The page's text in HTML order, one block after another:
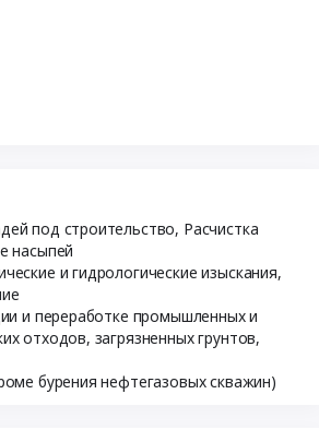
под строительство, Расчистка
насыпей
и гидрологические изыскания,
и переработке промышленных и
отходов, загрязненных грунтов,
бурения нефтегазовых скважин)